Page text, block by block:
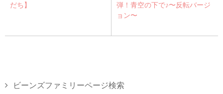
だち】
弾！青空の下で♪〜反転バージ
ョン〜
ビーンズファミリーページ検索